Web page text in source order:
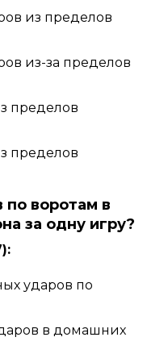
из пределов
из-за пределов
пределов
пределов
по воротам в
за одну игру?
ударов по
в домашних